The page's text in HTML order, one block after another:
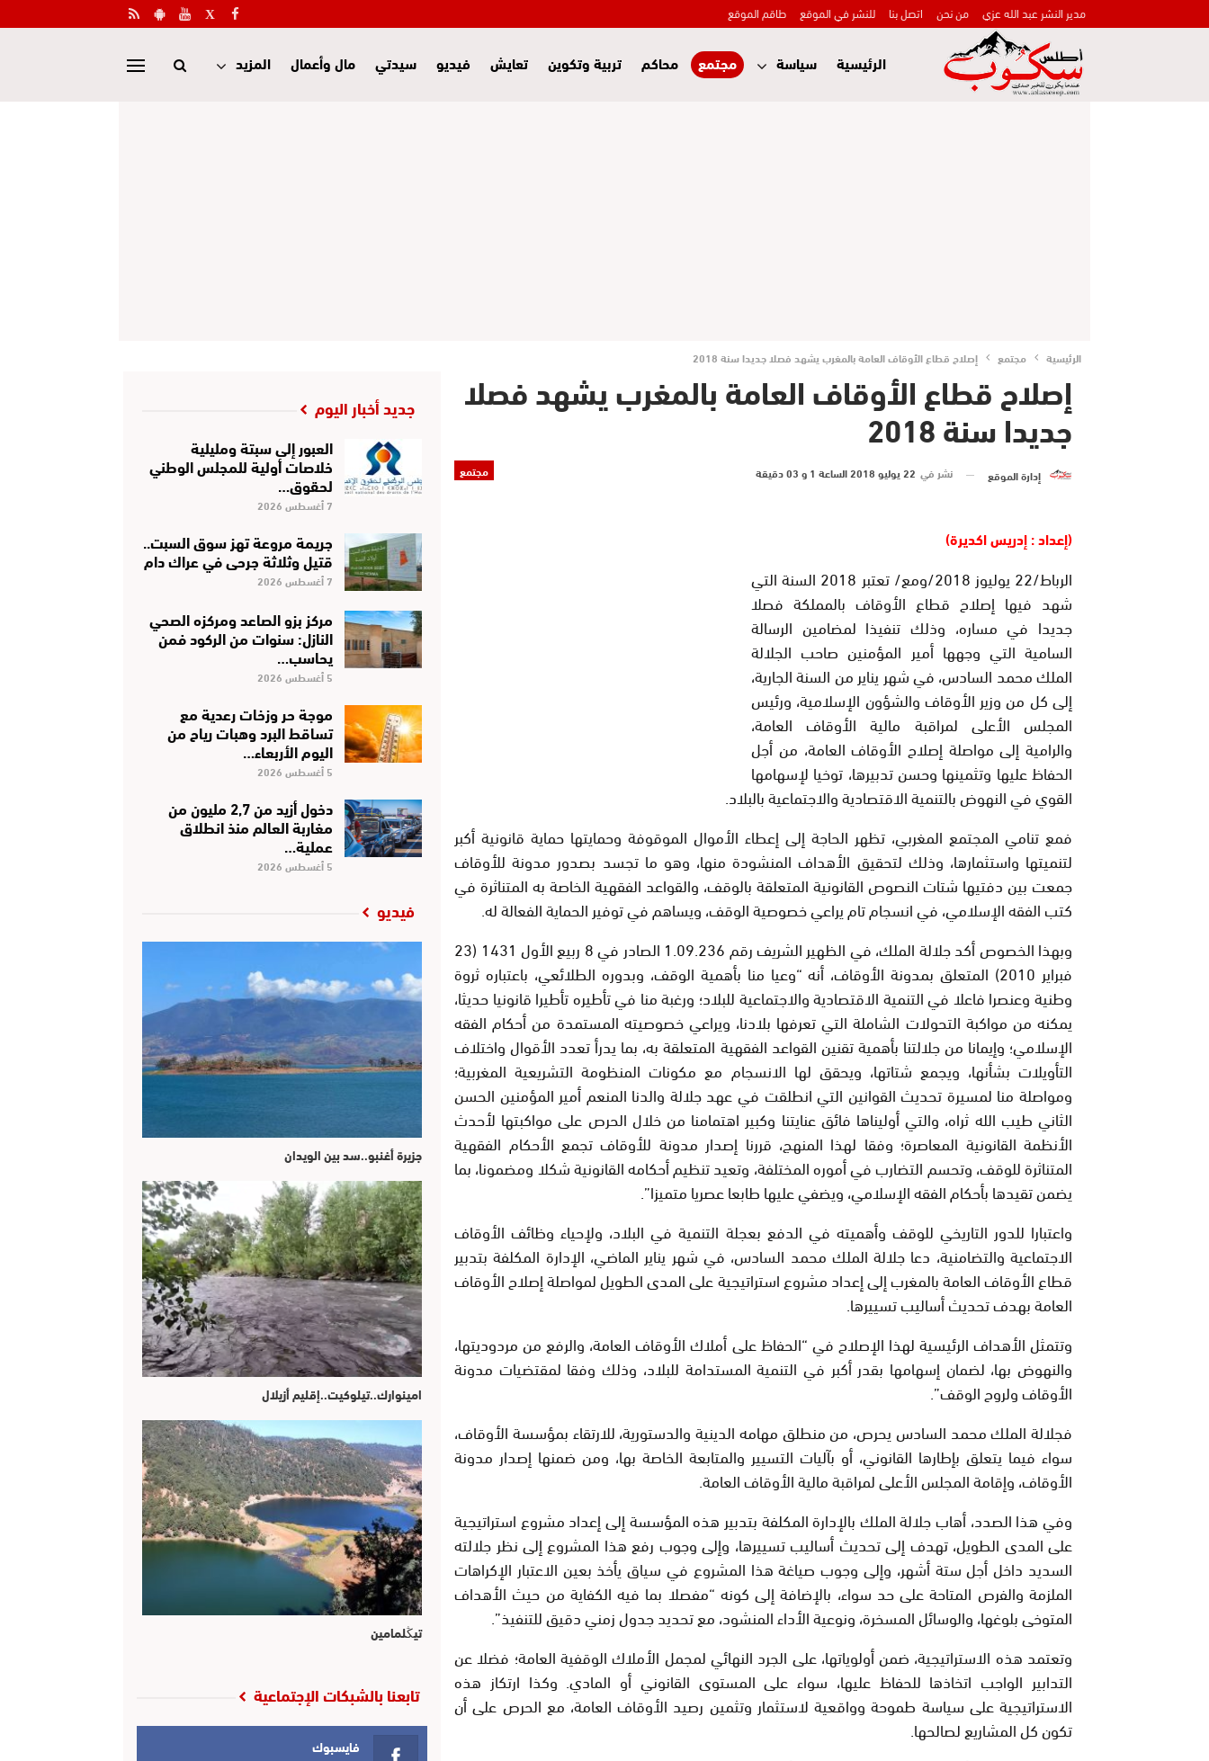
مدير النشر عبد الله عزي من نحن اتصل بنا للنشر في الموقع طاقم الموقع
الرئيسية سياسة مجتمع محاكم تربية وتكوين تعايش فيديو سيدتي مال وأعمال المزيد
الرئيسية مجتمع إصلاح قطاع الأوقاف العامة بالمغرب يشهد فصلا جديدا سنة 2018
إصلاح قطاع الأوقاف العامة بالمغرب يشهد فصلا
جديدا سنة 2018
مجتمع إدارة الموقع نشر في 22 يوليو 2018 الساعة 1 و 03 دقيقة
(إعداد : إدريس اكديرة)
الرباط/22 يوليوز 2018/ومع/ تعتبر 2018 السنة التي
شهد فيها إصلاح قطاع الأوقاف بالمملكة فصلا
جديدا في مساره، وذلك تنفيذا لمضامين الرسالة
السامية التي وجهها أمير المؤمنين صاحب الجلالة
الملك محمد السادس، في شهر يناير من السنة الجارية،
إلى كل من وزير الأوقاف والشؤون الإسلامية، ورئيس
المجلس الأعلى لمراقبة مالية الأوقاف العامة،
والرامية إلى مواصلة إصلاح الأوقاف العامة، من أجل
الحفاظ عليها وتثمينها وحسن تدبيرها، توخيا لإسهامها
القوي في النهوض بالتنمية الاقتصادية والاجتماعية بالبلاد.
فمع تنامي المجتمع المغربي، تظهر الحاجة إلى إعطاء الأموال الموقوفة وحمايتها حماية قانونية أكبر
لتنميتها واستثمارها، وذلك لتحقيق الأهداف المنشودة منها، وهو ما تجسد بصدور مدونة للأوقاف
جمعت بين دفتيها شتات النصوص القانونية المتعلقة بالوقف، والقواعد الفقهية الخاصة به المتناثرة في
كتب الفقه الإسلامي، في انسجام تام يراعي خصوصية الوقف، ويساهم في توفير الحماية الفعالة له.
وبهذا الخصوص أكد جلالة الملك، في الظهير الشريف رقم 1.09.236 الصادر في 8 ربيع الأول 1431 (23
فبراير 2010) المتعلق بمدونة الأوقاف، أنه “وعيا منا بأهمية الوقف، وبدوره الطلائعي، باعتباره ثروة
وطنية وعنصرا فاعلا في التنمية الاقتصادية والاجتماعية للبلاد؛ ورغبة منا في تأطيره تأطيرا قانونيا حديثا،
يمكنه من مواكبة التحولات الشاملة التي تعرفها بلادنا، ويراعي خصوصيته المستمدة من أحكام الفقه
الإسلامي؛ وإيمانا من جلالتنا بأهمية تقنين القواعد الفقهية المتعلقة به، بما يدرأ تعدد الأقوال واختلاف
التأويلات بشأنها، ويجمع شتاتها، ويحقق لها الانسجام مع مكونات المنظومة التشريعية المغربية؛
ومواصلة منا لمسيرة تحديث القوانين التي انطلقت في عهد جلالة والدنا المنعم أمير المؤمنين الحسن
الثاني طيب الله ثراه، والتي أوليناها فائق عنايتنا وكبير اهتمامنا من خلال الحرص على مواكبتها لأحدث
الأنظمة القانونية المعاصرة؛ وفقا لهذا المنهج، قررنا إصدار مدونة للأوقاف تجمع الأحكام الفقهية
المتناثرة للوقف، وتحسم التضارب في أموره المختلفة، وتعيد تنظيم أحكامه القانونية شكلا ومضمونا، بما
يضمن تقيدها بأحكام الفقه الإسلامي، ويضفي عليها طابعا عصريا متميزا”.
واعتبارا للدور التاريخي للوقف وأهميته في الدفع بعجلة التنمية في البلاد، ولإحياء وظائف الأوقاف
الاجتماعية والتضامنية، دعا جلالة الملك محمد السادس، في شهر يناير الماضي، الإدارة المكلفة بتدبير
قطاع الأوقاف العامة بالمغرب إلى إعداد مشروع استراتيجية على المدى الطويل لمواصلة إصلاح الأوقاف
العامة بهدف تحديث أساليب تسييرها.
وتتمثل الأهداف الرئيسية لهذا الإصلاح في “الحفاظ على أملاك الأوقاف العامة، والرفع من مردوديتها،
والنهوض بها، لضمان إسهامها بقدر أكبر في التنمية المستدامة للبلاد، وذلك وفقا لمقتضيات مدونة
الأوقاف ولروح الوقف”.
فجلالة الملك محمد السادس يحرص، من منطلق مهامه الدينية والدستورية، للارتقاء بمؤسسة الأوقاف،
سواء فيما يتعلق بإطارها القانوني، أو بآليات التسيير والمتابعة الخاصة بها، ومن ضمنها إصدار مدونة
الأوقاف، وإقامة المجلس الأعلى لمراقبة مالية الأوقاف العامة.
وفي هذا الصدد، أهاب جلالة الملك بالإدارة المكلفة بتدبير هذه المؤسسة إلى إعداد مشروع استراتيجية
على المدى الطويل، تهدف إلى تحديث أساليب تسييرها، وإلى وجوب رفع هذا المشروع إلى نظر جلالته
السديد داخل أجل ستة أشهر، وإلى وجوب صياغة هذا المشروع في سياق يأخذ بعين الاعتبار الإكراهات
الملزمة والفرص المتاحة على حد سواء، بالإضافة إلى كونه “مفصلا بما فيه الكفاية من حيث الأهداف
المتوخى بلوغها، والوسائل المسخرة، ونوعية الأداء المنشود، مع تحديد جدول زمني دقيق للتنفيذ”.
وتعتمد هذه الاستراتيجية، ضمن أولوياتها، على الجرد النهائي لمجمل الأملاك الوقفية العامة؛ فضلا عن
التدابير الواجب اتخاذها للحفاظ عليها، سواء على المستوى القانوني أو المادي. وكذا ارتكاز هذه
الاستراتيجية على سياسة طموحة وواقعية لاستثمار وتثمين رصيد الأوقاف العامة، مع الحرص على أن
تكون كل المشاريع لصالحها.
جديد أخبار اليوم
العبور إلى سبتة ومليلية
خلاصات أولية للمجلس الوطني
لحقوق…
7 أغسطس 2026
جريمة مروعة تهز سوق السبت..
قتيل وثلاثة جرحى في عراك دام
7 أغسطس 2026
مركز بزو الصاعد ومركزه الصحي
النازل: سنوات من الركود فمن
يحاسب…
5 أغسطس 2026
موجة حر وزخات رعدية مع
تساقط البرد وهبات رياح من
اليوم الأربعاء…
5 أغسطس 2026
دخول أزيد من 2,7 مليون من
مغاربة العالم منذ انطلاق
عملية…
5 أغسطس 2026
فيديو
جزيرة أغنبو..سد بين الويدان
امينوارك..تيلوكيت..إقليم أزيلال
تيڭلمامين
تابعنا بالشبكات الإجتماعية
فايسبوك